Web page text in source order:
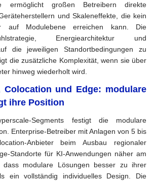
ermöglicht großen Betreibern direkte
und Skaleneffekte, die kein
auf Modulebene erreichen kann. Die
Energiearchitektur und
die jeweiligen Standortbedingungen zu
die zusätzliche Komplexität, wenn sie über
hinweg wiederholt wird.
Colocation und Edge: modulare
ihre Position
Segments festigt die modulare
Enterprise-Betreiber mit Anlagen von 5 bis
Anbieter beim Ausbau regionaler
Standorte für KI-Anwendungen näher am
dass modulare Lösungen besser zu ihrer
ein vollständig individuelles Design. Die